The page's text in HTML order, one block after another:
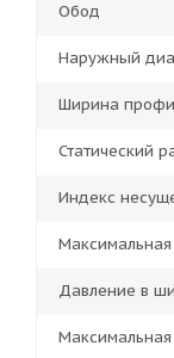
Обод
Наружный
Ширина
Статический
Индекс
Максимальная
Давление в
Максимальная